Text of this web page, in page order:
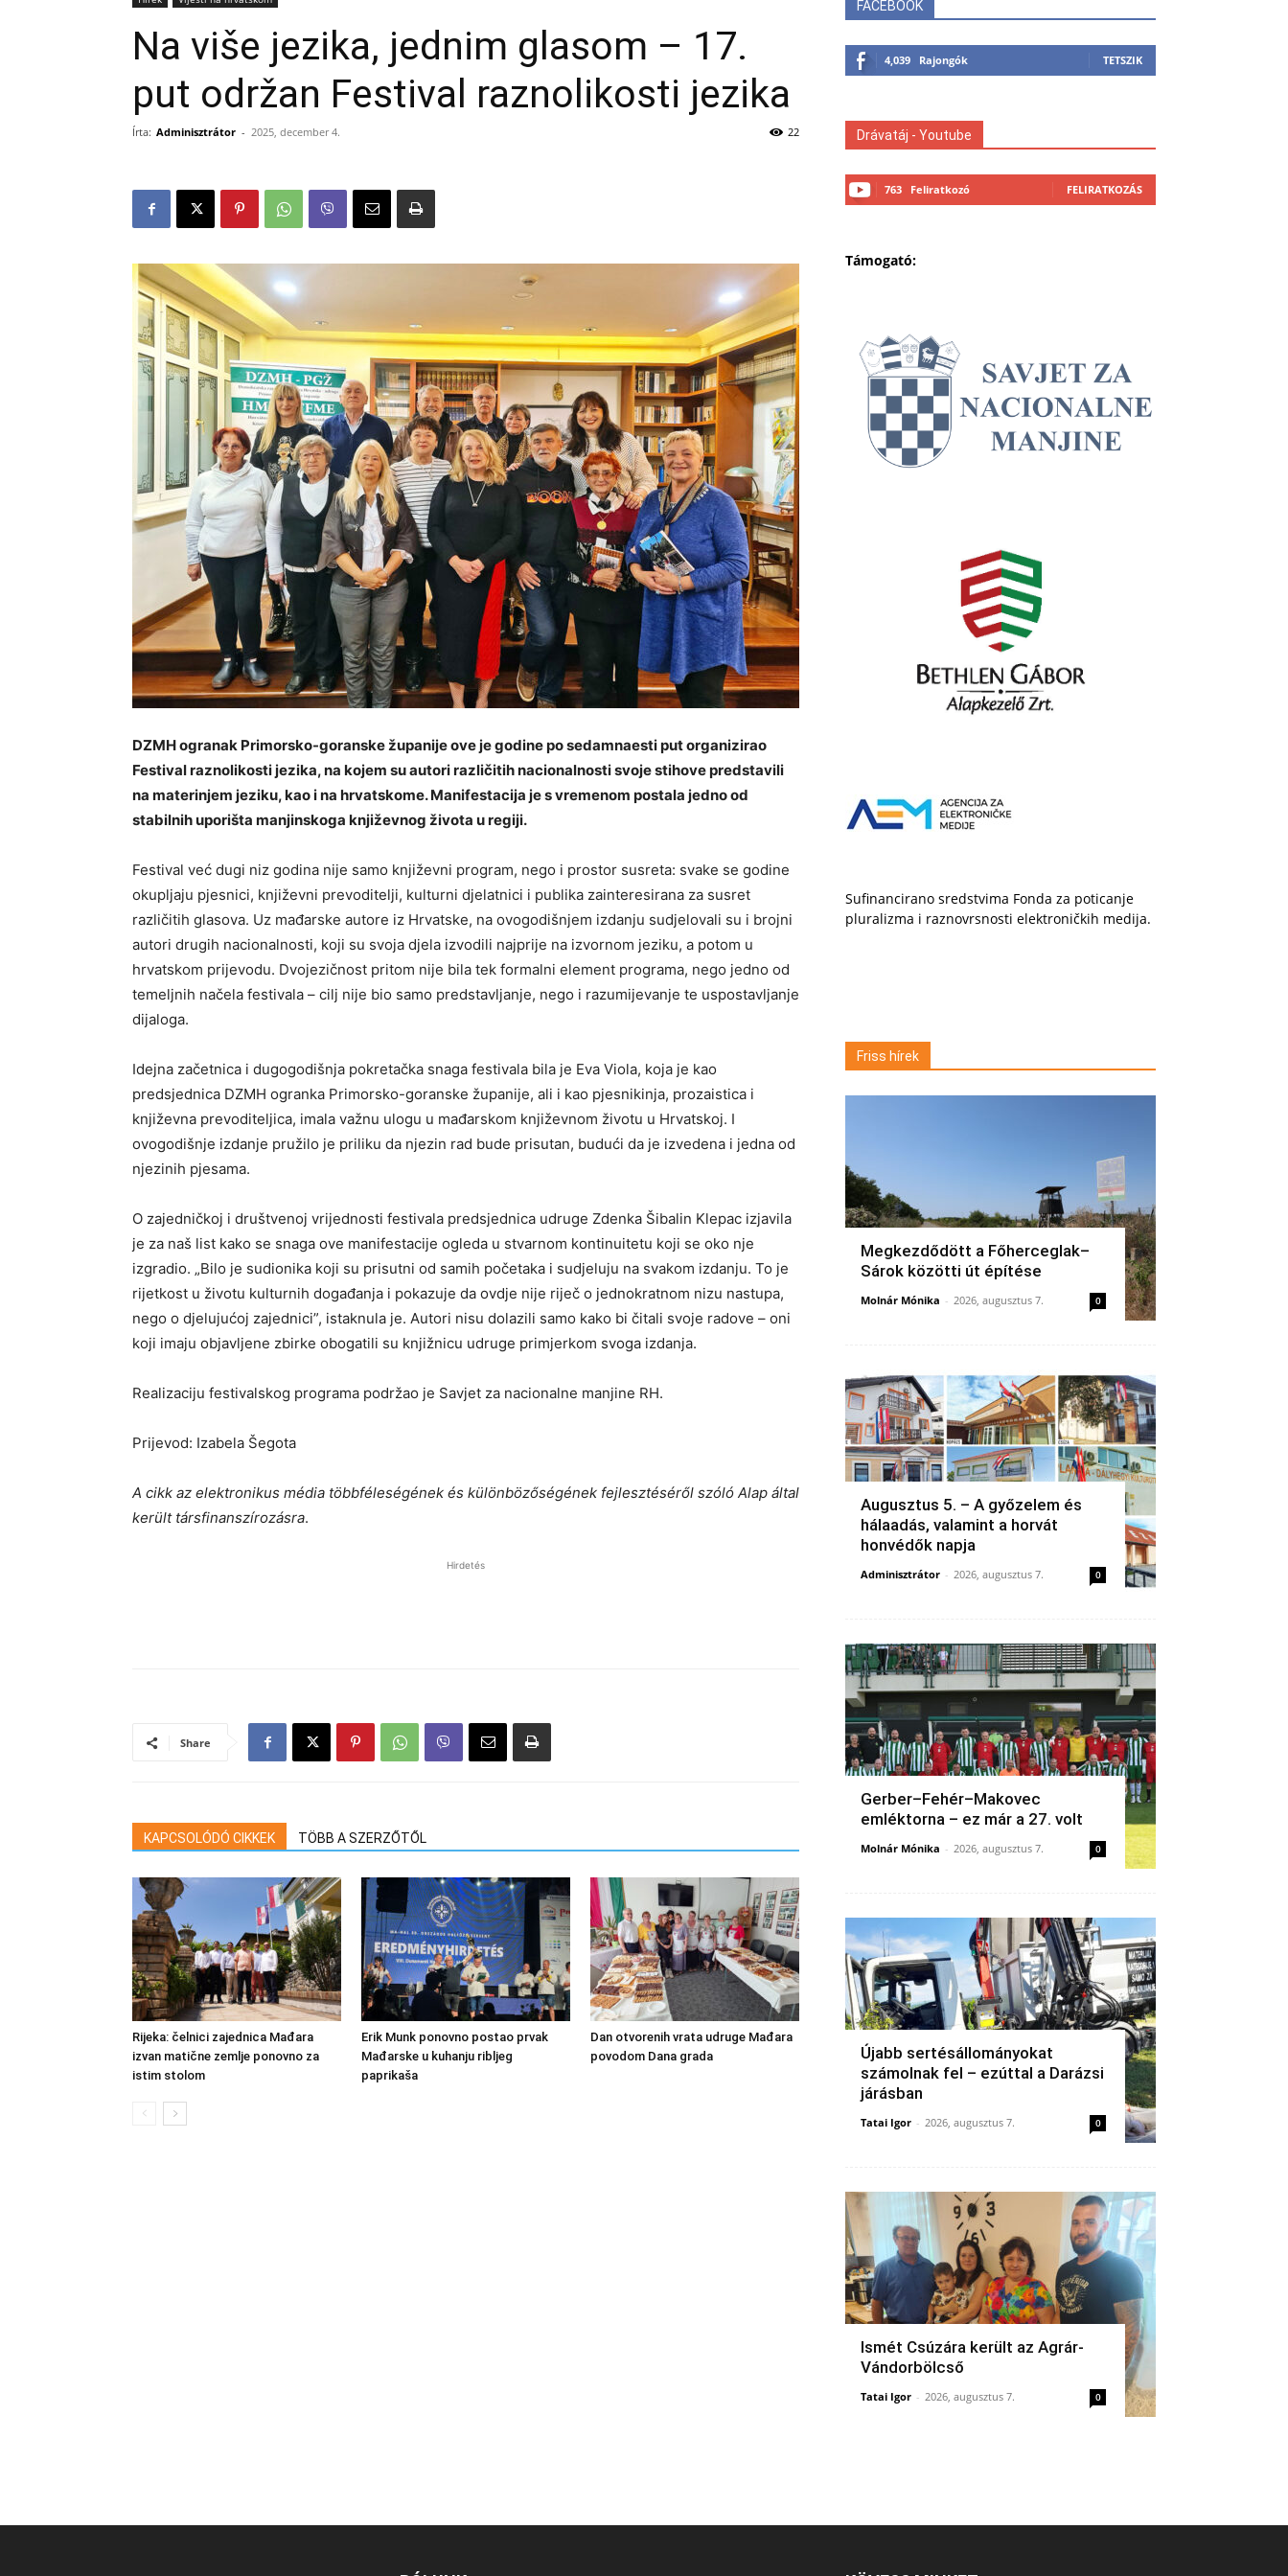
Na više jezika, jednim glasom – 17.
put održan Festival raznolikosti jezika
Írta: Adminisztrátor - 2025, december 4. 22
DZMH ogranak Primorsko-goranske županije ove je godine po sedamnaesti put organizirao
Festival raznolikosti jezika, na kojem su autori različitih nacionalnosti svoje stihove predstavili
na materinjem jeziku, kao i na hrvatskome. Manifestacija je s vremenom postala jedno od
stabilnih uporišta manjinskoga književnog života u regiji.
Festival već dugi niz godina nije samo književni program, nego i prostor susreta: svake se godine
okupljaju pjesnici, književni prevoditelji, kulturni djelatnici i publika zainteresirana za susret
različitih glasova. Uz mađarske autore iz Hrvatske, na ovogodišnjem izdanju sudjelovali su i brojni
autori drugih nacionalnosti, koji su svoja djela izvodili najprije na izvornom jeziku, a potom u
hrvatskom prijevodu. Dvojezičnost pritom nije bila tek formalni element programa, nego jedno od
temeljnih načela festivala – cilj nije bio samo predstavljanje, nego i razumijevanje te uspostavljanje
dijaloga.
Idejna začetnica i dugogodišnja pokretačka snaga festivala bila je Eva Viola, koja je kao
predsjednica DZMH ogranka Primorsko-goranske županije, ali i kao pjesnikinja, prozaistica i
književna prevoditeljica, imala važnu ulogu u mađarskom književnom životu u Hrvatskoj. I
ovogodišnje izdanje pružilo je priliku da njezin rad bude prisutan, budući da je izvedena i jedna od
njezinih pjesama.
O zajedničkoj i društvenoj vrijednosti festivala predsjednica udruge Zdenka Šibalin Klepac izjavila
je za naš list kako se snaga ove manifestacije ogleda u stvarnom kontinuitetu koji se oko nje
izgradio. „Bilo je sudionika koji su prisutni od samih početaka i sudjeluju na svakom izdanju. To je
rijetkost u životu kulturnih događanja i pokazuje da ovdje nije riječ o jednokratnom nizu nastupa,
nego o djelujućoj zajednici”, istaknula je. Autori nisu dolazili samo kako bi čitali svoje radove – oni
koji imaju objavljene zbirke obogatili su knjižnicu udruge primjerkom svoga izdanja.
Realizaciju festivalskog programa podržao je Savjet za nacionalne manjine RH.
Prijevod: Izabela Šegota
A cikk az elektronikus média többféleségének és különbözőségének fejlesztéséről szóló Alap által
került társfinanszírozásra.
Hirdetés
Share
KAPCSOLÓDÓ CIKKEK TÖBB A SZERZŐTŐL
Rijeka: čelnici zajednica Mađara
izvan matične zemlje ponovno za
istim stolom
Erik Munk ponovno postao prvak
Mađarske u kuhanju ribljeg
paprikaša
Dan otvorenih vrata udruge Mađara
povodom Dana grada
FACEBOOK
4,039 Rajongók TETSZIK
Drávatáj - Youtube
763 Feliratkozó FELIRATKOZÁS
Támogató:
Sufinancirano sredstvima Fonda za poticanje
pluralizma i raznovrsnosti elektroničkih medija.
Friss hírek
Megkezdődött a Főherceglak–
Sárok közötti út építése
Molnár Mónika - 2026, augusztus 7. 0
Augusztus 5. – A győzelem és
hálaadás, valamint a horvát
honvédők napja
Adminisztrátor - 2026, augusztus 7. 0
Gerber–Fehér–Makovec
emléktorna – ez már a 27. volt
Molnár Mónika - 2026, augusztus 7. 0
Újabb sertésállományokat
számolnak fel – ezúttal a Darázsi
járásban
Tatai Igor - 2026, augusztus 7. 0
Ismét Csúzára került az Agrár-
Vándorbölcső
Tatai Igor - 2026, augusztus 7. 0